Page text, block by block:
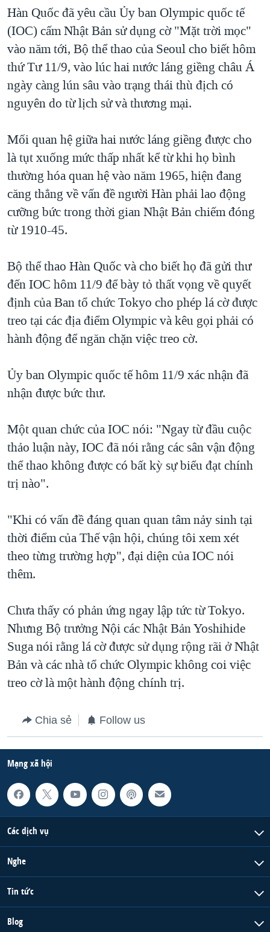
GIÁO DỤC
CHI PHÍ CHIẾN TRANH AFGHANISTAN
CÁC GIÁ TRỊ CỘNG HÒA Ở VIỆT NAM
THƯỢNG ĐỈNH TRUMP-KIM TẠI VIỆT NAM
TRỊNH VĨNH BÌNH VS. CHÍNH PHỦ VIỆT NAM
NGƯ DÂN VIỆT VÀ LÀN SÓNG TRỘM HẢI SÂM
QUAN HỆ VIỆT MỸ
Hàn Quốc đã yêu cầu Ủy ban Olympic quốc tế
(IOC) cấm Nhật Bản sử dụng cờ "Mặt trời mọc"
vào năm tới, Bộ thể thao của Seoul cho biết hôm
thứ Tư 11/9, vào lúc hai nước láng giềng châu Á
ngày càng lún sâu vào trạng thái thù địch có
nguyên do từ lịch sử và thương mại.
Mối quan hệ giữa hai nước láng giềng được cho
là tụt xuống mức thấp nhất kể từ khi họ bình
thường hóa quan hệ vào năm 1965, hiện đang
căng thẳng về vấn đề người Hàn phải lao động
cưỡng bức trong thời gian Nhật Bản chiếm đóng
từ 1910-45.
Bộ thể thao Hàn Quốc và cho biết họ đã gửi thư
đến IOC hôm 11/9 để bày tỏ thất vọng về quyết
định của Ban tổ chức Tokyo cho phép lá cờ được
treo tại các địa điểm Olympic và kêu gọi phải có
hành động để ngăn chặn việc treo cờ.
Ủy ban Olympic quốc tế hôm 11/9 xác nhận đã
nhận được bức thư.
Một quan chức của IOC nói: "Ngay từ đầu cuộc
thảo luận này, IOC đã nói rằng các sân vận động
thể thao không được có bất kỳ sự biểu đạt chính
trị nào".
"Khi có vấn đề đáng quan quan tâm nảy sinh tại
thời điểm của Thế vận hội, chúng tôi xem xét
theo từng trường hợp", đại diện của IOC nói
thêm.
Chưa thấy có phản ứng ngay lập tức từ Tokyo.
Nhưng Bộ trưởng Nội các Nhật Bản Yoshihide
Suga nói rằng lá cờ được sử dụng rộng rãi ở Nhật
Bản và các nhà tổ chức Olympic không coi việc
treo cờ là một hành động chính trị.
Chia sẻ Follow us
Mạng xã hội
Các dịch vụ
Nghe
Tin tức
Blog